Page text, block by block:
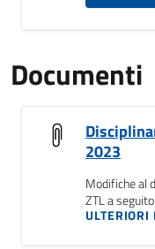
Documenti
2023
Modifiche al
ZTL a